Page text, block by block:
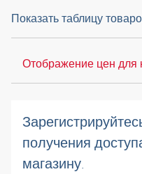
Показать таблицу
Отображение цен для
получения
магазину.